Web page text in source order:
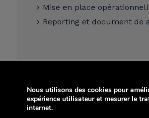
Mise en place
Reporting et document de
Contrat
d’accompagnement
Nous utilisons des cookies pour
expérience utilisateur et mesurer le
internet.